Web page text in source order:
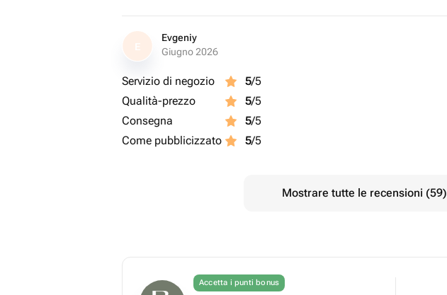
E
Evgeniy
Giugno 2026
Servizio di negozio 5/5
Qualità-prezzo
5/5
Consegna
5/5
Come pubblicizzato
5/5
Mostrare tutte le recensioni (59)
Accetta i punti bonus